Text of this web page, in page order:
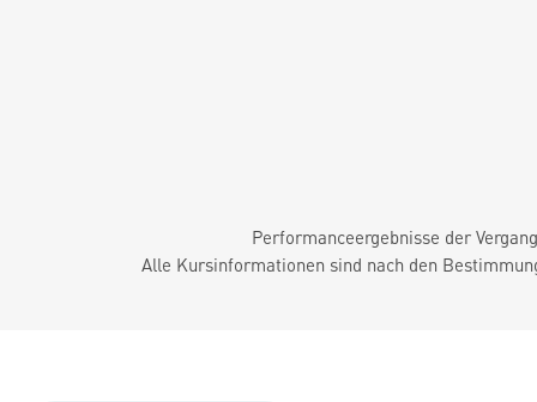
Performanceergebnisse der
Alle Kursinformationen sind nach den